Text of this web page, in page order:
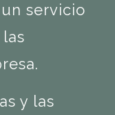
servicio
y las